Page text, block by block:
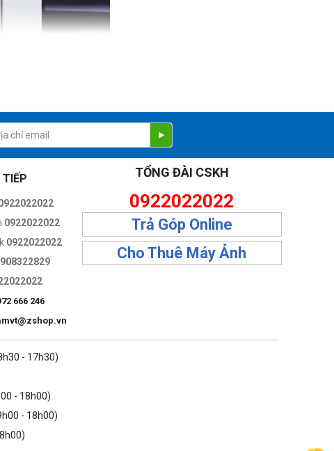
TIẾP
0922022022
0922022022
666 246
TỔNG ĐÀI CSKH
0922022022
Trả Góp Online
Cho Thuê Máy Ảnh
- 17h30)
- 18h00)
- 18h00)